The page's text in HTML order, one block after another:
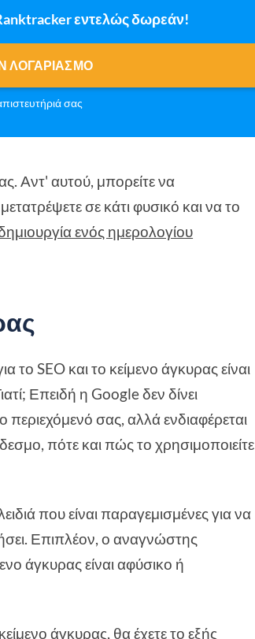
εντελώς δωρεάν!
ΛΟΓΑΡΙΑΣΜΌ
σας
Αντ' αυτού, μπορείτε να
σε κάτι φυσικό και να το
ενός ημερολογίου
το SEO και το κείμενο άγκυρας είναι
Επειδή η Google δεν δίνει
σας, αλλά ενδιαφέρεται
πότε και πώς το χρησιμοποιείτε
που είναι παραγεμισμένες για να
Επιπλέον, ο αναγνώστης
άγκυρας είναι αφύσικο ή
άγκυρας, θα έχετε το εξής